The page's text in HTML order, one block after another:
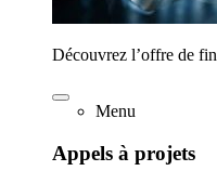
Découvrez l’offre de
Menu
Appels à projets